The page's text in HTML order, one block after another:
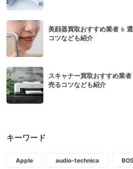
美顔器買取おすすめ業者6
コツなども紹介
スキャナー買取おすすめ業
売るコツなども紹介
キーワード
Apple audio-technica